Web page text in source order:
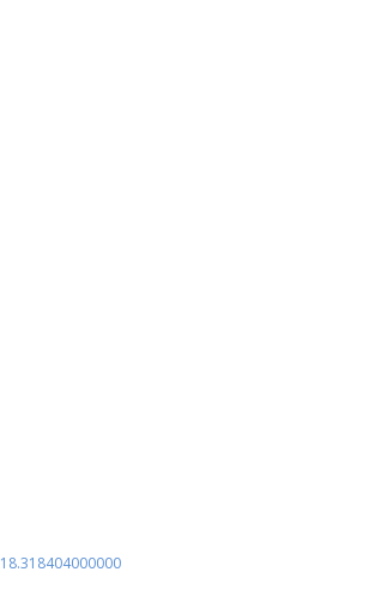
18.318404000000